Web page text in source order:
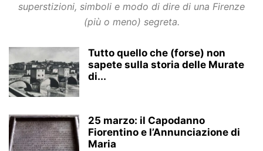
superstizioni, simboli e modo di dire di una Firenze
(più o meno) segreta.
Tutto quello che (forse) non
sapete sulla storia delle Murate
di...
25 marzo: il Capodanno
Fiorentino e l’Annunciazione di
Maria